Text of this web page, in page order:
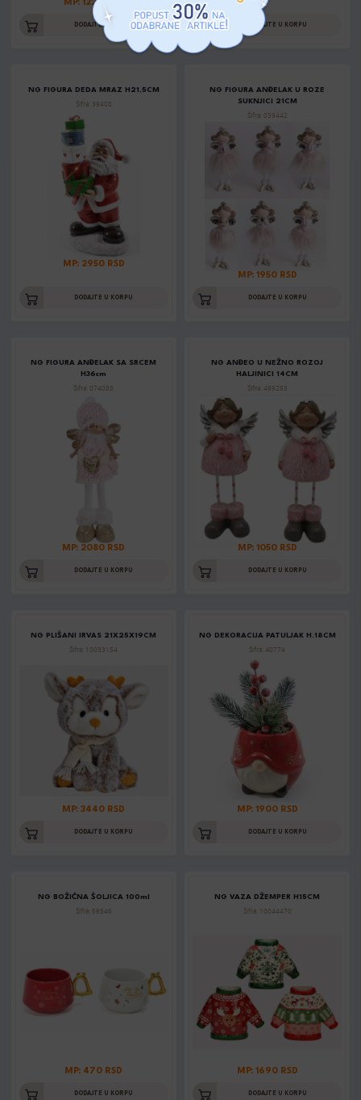
MP: 1220 RSD
DODAJTE U KORPU DODAJTE U KORPU
NG FIGURA DEDA MRAZ H21,5CM
Šifra: 39408
MP: 2950 RSD
DODAJTE U KORPU
NG FIGURA ANĐELAK U ROZE
SUKNJICI 21CM
Šifra: 059442
MP: 1950 RSD
DODAJTE U KORPU
NG FIGURA ANĐELAK SA SRCEM
H36cm
Šifra: 074088
MP: 2080 RSD
DODAJTE U KORPU
NG ANĐEO U NEŽNO ROZOJ
HALJINICI 14CM
Šifra: 499283
MP: 1050 RSD
DODAJTE U KORPU
NG PLIŠANI IRVAS 21X25X19CM
Šifra: 10033154
MP: 3440 RSD
DODAJTE U KORPU
NG DEKORACIJA PATULJAK H.18CM
Šifra: 40774
MP: 1900 RSD
DODAJTE U KORPU
NG BOŽIĆNA ŠOLJICA 100ml
Šifra: 59546
MP: 470 RSD
DODAJTE U KORPU
NG VAZA DŽEMPER H15CM
Šifra: 10044470
MP: 1690 RSD
DODAJTE U KORPU